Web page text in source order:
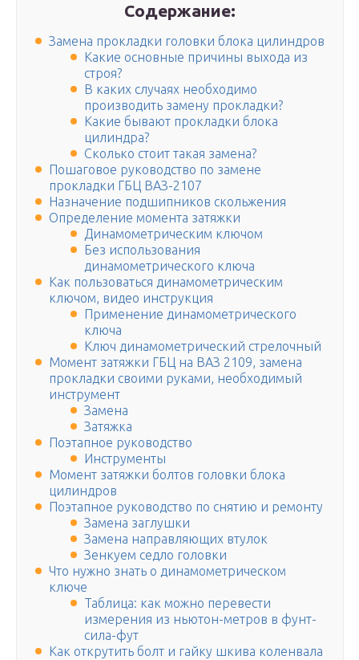
Содержание:
Замена прокладки головки блока цилиндров
Какие основные причины выхода из
строя?
В каких случаях необходимо
производить замену прокладки?
Какие бывают прокладки блока
цилиндра?
Сколько стоит такая замена?
Пошаговое руководство по замене
прокладки ГБЦ ВАЗ-2107
Назначение подшипников скольжения
Определение момента затяжки
Динамометрическим ключом
Без использования
динамометрического ключа
Как пользоваться динамометрическим
ключом, видео инструкция
Применение динамометрического
ключа
Ключ динамометрический стрелочный
Момент затяжки ГБЦ на ВАЗ 2109, замена
прокладки своими руками, необходимый
инструмент
Замена
Затяжка
Поэтапное руководство
Инструменты
Момент затяжки болтов головки блока
цилиндров
Поэтапное руководство по снятию и ремонту
Замена заглушки
Замена направляющих втулок
Зенкуем седло головки
Что нужно знать о динамометрическом
ключе
Таблица: как можно перевести
измерения из ньютон-метров в фунт-
сила-фут
Как открутить болт и гайку шкива коленвала